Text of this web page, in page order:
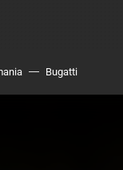
Bugatti